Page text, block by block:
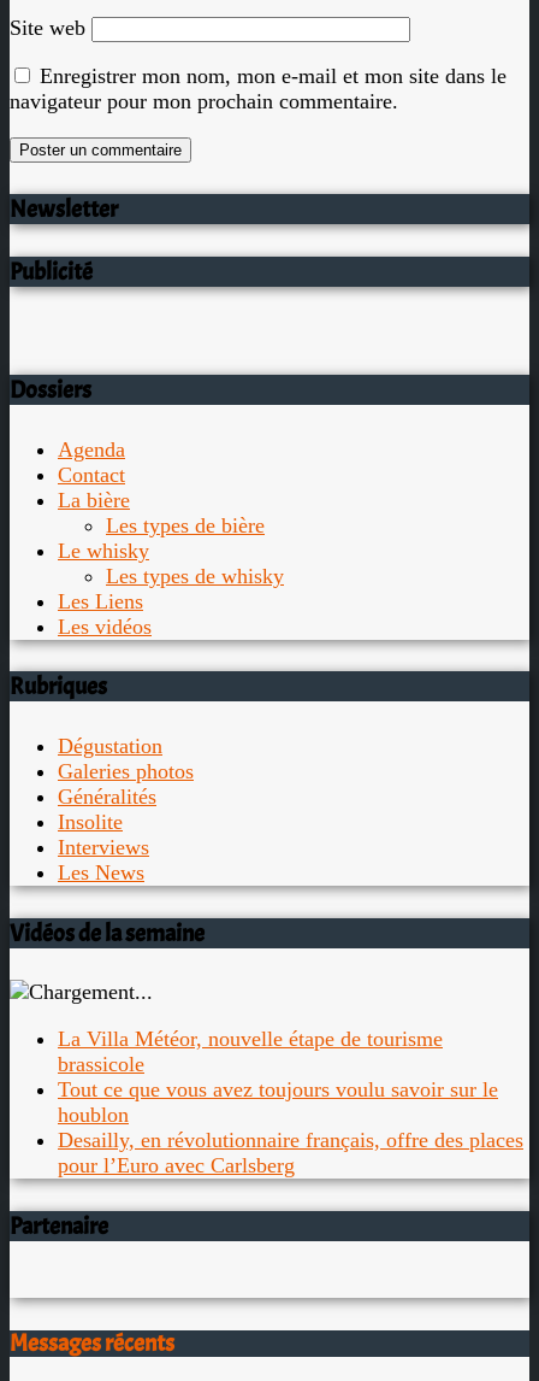
Site web
Enregistrer mon nom, mon e-mail et mon site dans le
navigateur pour mon prochain commentaire.
Newsletter
Publicité
Dossiers
Agenda
Contact
La bière
Les types de bière
Le whisky
Les types de whisky
Les Liens
Les vidéos
Rubriques
Dégustation
Galeries photos
Généralités
Insolite
Interviews
Les News
Vidéos de la semaine
La Villa Météor, nouvelle étape de tourisme
brassicole
Tout ce que vous avez toujours voulu savoir sur le
houblon
Desailly, en révolutionnaire français, offre des places
pour l’Euro avec Carlsberg
Partenaire
Messages récents